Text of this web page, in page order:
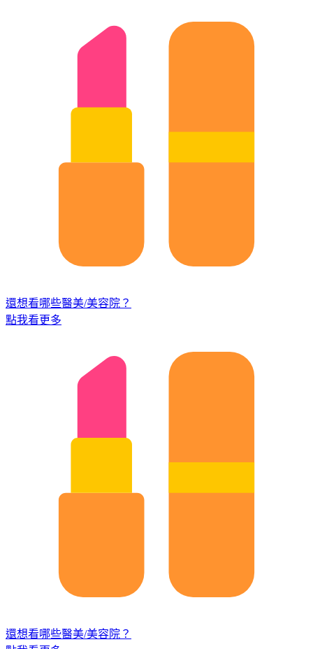
還想看哪些醫美/美容院？
點我看更多
還想看哪些醫美/美容院？